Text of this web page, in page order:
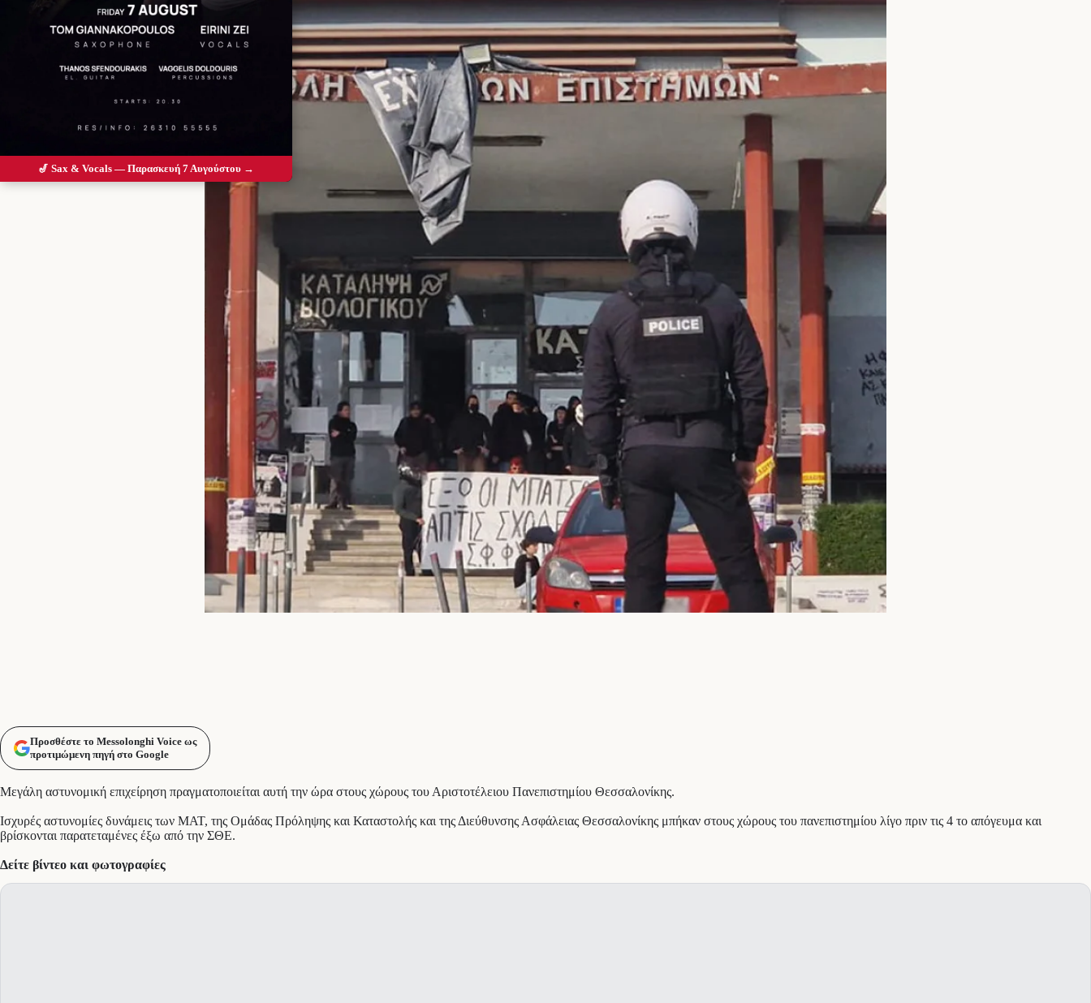
Προσθέστε το Messolonghi Voice ως
προτιμώμενη πηγή στο Google
Μεγάλη αστυνομική επιχείρηση πραγματοποιείται αυτή την ώρα στους χώρους του Αριστοτέλειου Πανεπιστημίου Θεσσαλονίκης.
Ισχυρές αστυνομίες δυνάμεις των ΜΑΤ, της Ομάδας Πρόληψης και Καταστολής και της Διεύθυνσης Ασφάλειας Θεσσαλονίκης μπήκαν στους χώρους του πανεπιστημίου λίγο πριν τις 4 το απόγευμα και
βρίσκονται παρατεταμένες έξω από την ΣΘΕ.
Δείτε βίντεο και φωτογραφίες
🎷 Sax & Vocals — Παρασκευή 7 Αυγούστου →